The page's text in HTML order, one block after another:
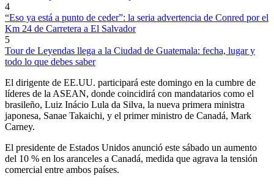
4
“Eso ya está a punto de ceder”: la seria advertencia de Conred por el
Km 24 de Carretera a El Salvador
5
Tour de Leyendas llega a la Ciudad de Guatemala: fecha, lugar y
todo lo que debes saber
El dirigente de EE.UU. participará este domingo en la cumbre de
líderes de la ASEAN, donde coincidirá con mandatarios como el
brasileño, Luiz Inácio Lula da Silva, la nueva primera ministra
japonesa, Sanae Takaichi, y el primer ministro de Canadá, Mark
Carney.
El presidente de Estados Unidos anunció este sábado un aumento
del 10 % en los aranceles a Canadá, medida que agrava la tensión
comercial entre ambos países.